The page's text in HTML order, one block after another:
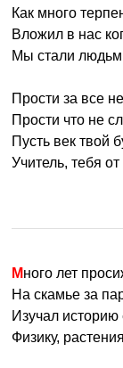
Как много
Вложил в нас
Мы стали
Прости за все
Прости что не
Пусть век твой
Учитель, тебя
Много лет
На скамье за
Изучал историю
Физику,